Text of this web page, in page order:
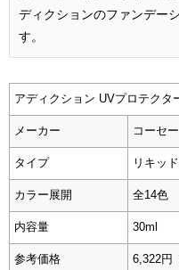
ディクションのファンデー
す。
アディクション UVプロテクタ
メーカー コーセー
タイプ リキッ
カラー展開 全14色
内容量 30ml
参考価格 6,322円